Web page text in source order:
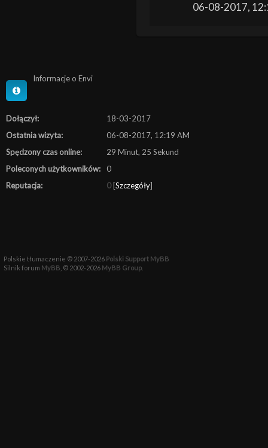
06-08-2017,
Informacje o Envi
Dołączył:
18-03-2017
Ostatnia wizyta:
06-08-2017, 12:19 AM
Spędzony czas online:
29 Minut, 25 Sekund
Poleconych użytkowników:
0
Reputacja:
0 [Szczegóły]
Polskie tłumaczenie © 2007-2026 Polski Support MyBB
Silnik forum MyBB , © 2002-2026 MyBB Group